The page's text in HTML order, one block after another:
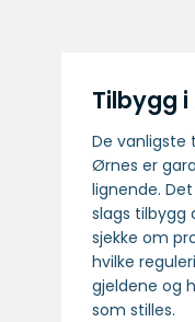
Tilbygg
De vanligste
Ørnes er
lignende.
slags tilbygg
sjekke om
hvilke
gjeldene og
som stilles.